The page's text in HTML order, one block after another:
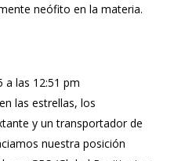
neófito en la materia.
a las 12:51 pm
las estrellas, los
y un transportador de
nuestra posición